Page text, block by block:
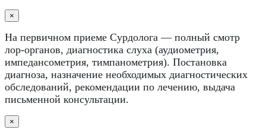
×
На первичном приеме Сурдолога — полный смотр
лор-органов, диагностика слуха (аудиометрия,
импедансометрия, тимпанометрия). Постановка
диагноза, назначение необходимых диагностических
обследований, рекомендации по лечению, выдача
письменной консультации.
×